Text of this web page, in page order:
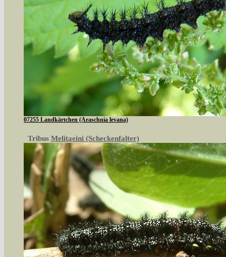
07255 Landkärtchen (Araschnia levana)
Tribus Melitaeini (Scheckenfalter)